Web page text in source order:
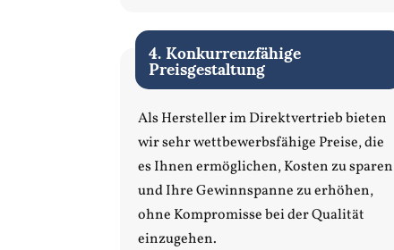
4. Konkurrenzfähige
Preisgestaltung
Als Hersteller im Direktvertrieb bieten
wir sehr wettbewerbsfähige Preise, die
es Ihnen ermöglichen, Kosten zu sparen
und Ihre Gewinnspanne zu erhöhen,
ohne Kompromisse bei der Qualität
einzugehen.